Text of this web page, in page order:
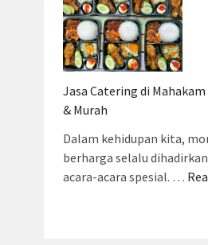
Jasa Catering di Mahakam
& Murah
Dalam kehidupan kita,
berharga selalu
acara-acara spesial. …